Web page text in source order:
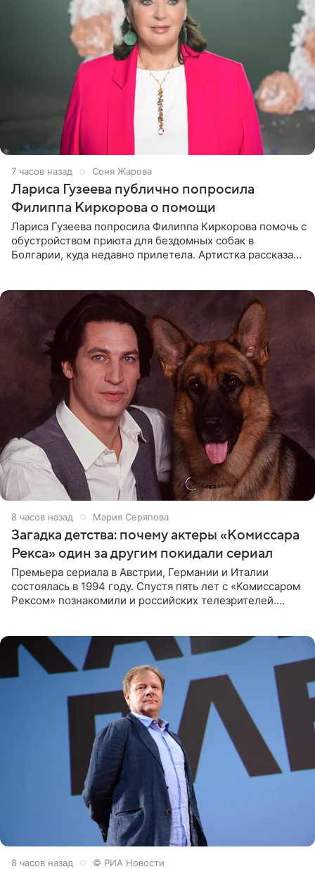
7 часов назад Соня Жарова
Лариса Гузеева публично попросила
Филиппа Киркорова о помощи
Лариса Гузеева попросила Филиппа Киркорова помочь с
обустройством приюта для бездомных собак в
Болгарии, куда недавно прилетела. Артистка рассказала
8 часов назад Мария Серяпова
Загадка детства: почему актеры «Комиссара
Рекса» один за другим покидали сериал
Премьера сериала в Австрии, Германии и Италии
состоялась в 1994 году. Спустя пять лет с «Комиссаром
Рексом» познакомили и российских телезрителей.
8 часов назад © РИА Новости